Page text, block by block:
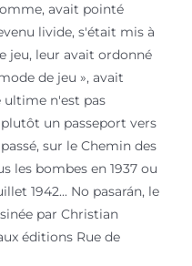
avait pointé
livide, s'était mis à
jeu, leur avait ordonné
de jeu », avait
ultime n'est pas
un passeport vers
sur le Chemin des
les bombes en 1937 ou
1942... No pasarán, le
par Christian
éditions Rue de